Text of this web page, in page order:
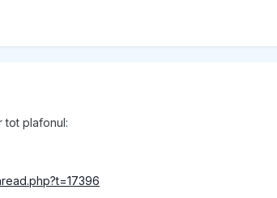
tot plafonul: